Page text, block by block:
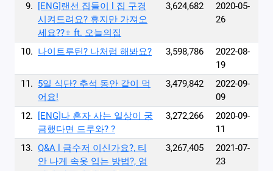
9.
[ENG]랜선 집들이 l 집 구경
시켜드려요? 휴지만 가져오
세요??‍♀️ ft. 오늘의집
3,624,682
2020-05-
26
10. 나이트루틴? 나처럼 해봐요? 3,598,786
2022-08-
19
11. 5일 식단? 추석 동안 같이 먹
어요!
3,479,842
2022-09-
09
12.
[ENG]나 혼자 사는 일상이 궁
금했다면 드루와? ?
3,272,266
2020-09-
11
13. Q&A l 금수저 이신가요?, 티
안 나게 속옷 입는 방법?, 엄
3,267,405
2021-07-
23